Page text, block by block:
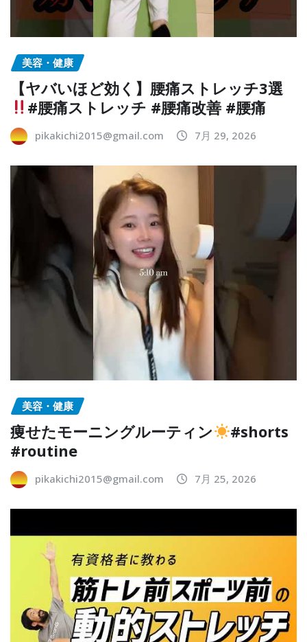
美容・健康
【ヤバいほど効く】腰痛ストレッチ3選
#腰痛ストレッチ #腰痛改善 #腰痛
pikakichi2015@gmail.com 7月 29, 2026
美容・健康
痩せたモーニングルーティン
#shorts
#routine
pikakichi2015@gmail.com 7月 25, 2026